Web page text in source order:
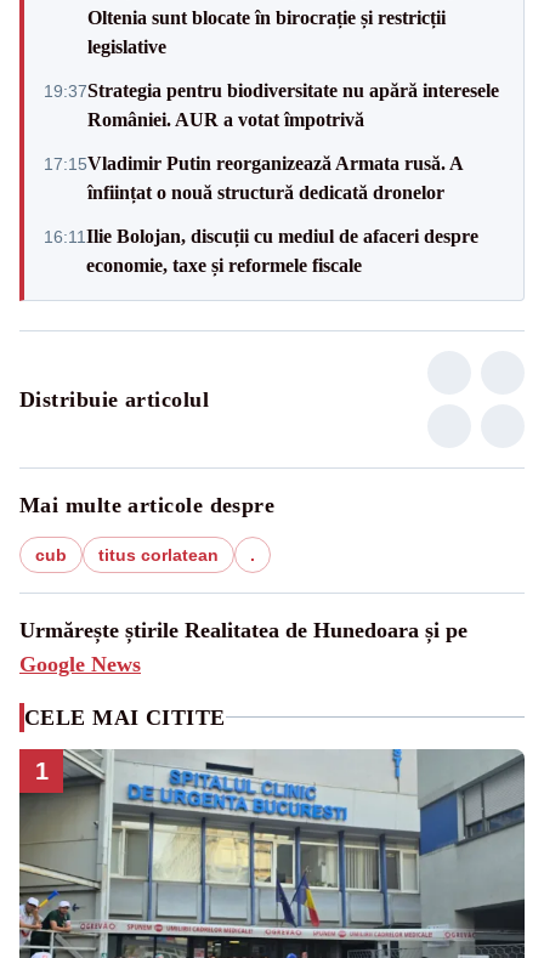
Oltenia sunt blocate în birocrație și restricții
legislative
19:37Strategia pentru biodiversitate nu apără interesele
României. AUR a votat împotrivă
17:15Vladimir Putin reorganizează Armata rusă. A
înființat o nouă structură dedicată dronelor
16:11Ilie Bolojan, discuții cu mediul de afaceri despre
economie, taxe și reformele fiscale
Distribuie articolul
Mai multe articole despre
cub titus corlatean .
Urmărește știrile Realitatea de Hunedoara și pe
Google News
CELE MAI CITITE
1